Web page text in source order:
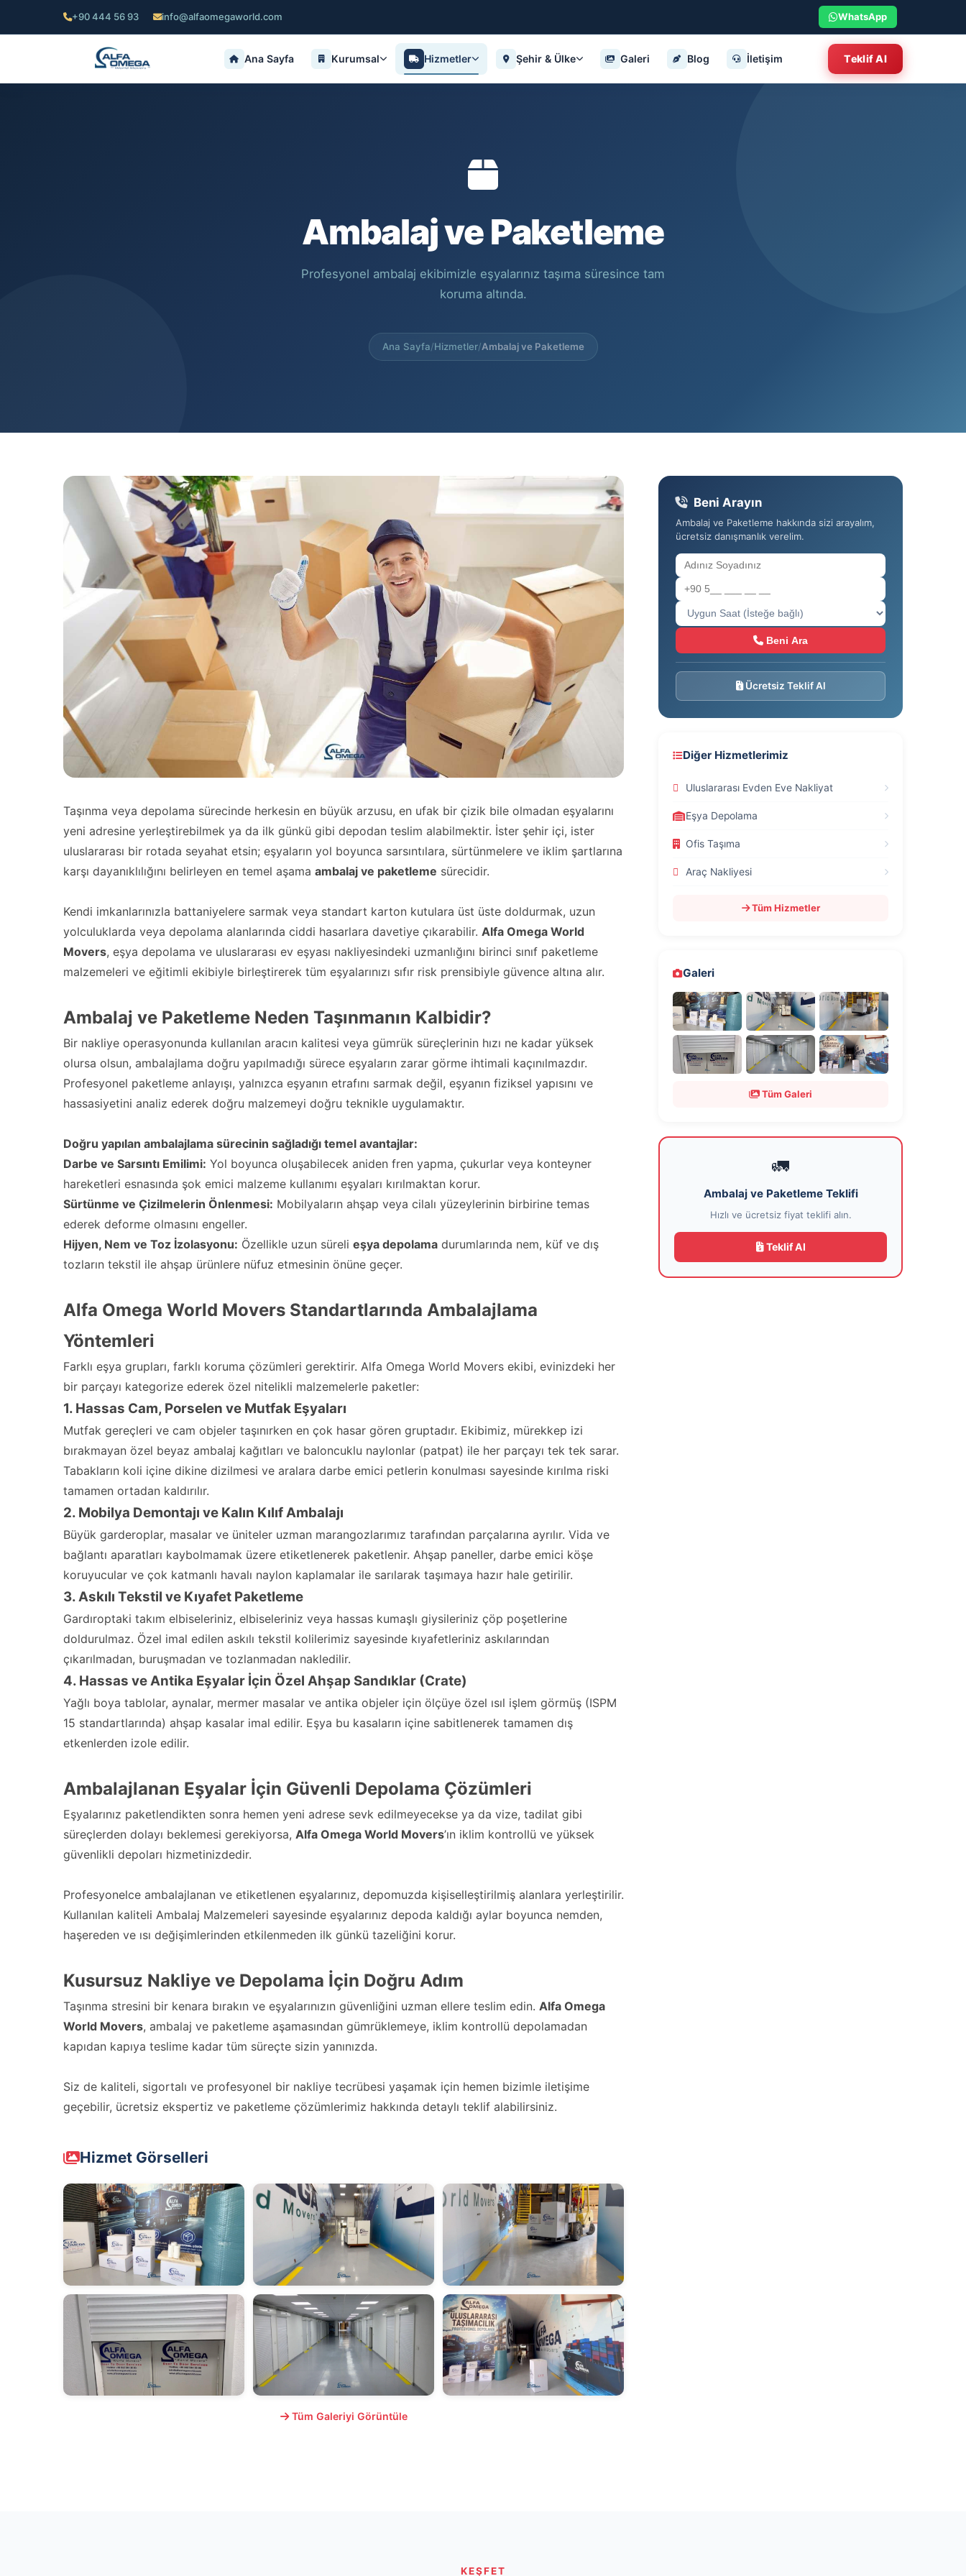
+90 444 56 93 info@alfaomegaworld.com WhatsApp
Ana Sayfa Kurumsal Hizmetler Şehir & Ülke Galeri Blog İletişim Teklif Al
Ambalaj ve Paketleme
Profesyonel ambalaj ekibimizle eşyalarınız taşıma süresince tam
koruma altında.
Ana Sayfa/Hizmetler/Ambalaj ve Paketleme
Taşınma veya depolama sürecinde herkesin en büyük arzusu, en ufak bir çizik bile olmadan eşyalarını
yeni adresine yerleştirebilmek ya da ilk günkü gibi depodan teslim alabilmektir. İster şehir içi, ister
uluslararası bir rotada seyahat etsin; eşyaların yol boyunca sarsıntılara, sürtünmelere ve iklim şartlarına
karşı dayanıklılığını belirleyen en temel aşama ambalaj ve paketleme sürecidir.
Kendi imkanlarınızla battaniyelere sarmak veya standart karton kutulara üst üste doldurmak, uzun
yolculuklarda veya depolama alanlarında ciddi hasarlara davetiye çıkarabilir. Alfa Omega World
Movers, eşya depolama ve uluslararası ev eşyası nakliyesindeki uzmanlığını birinci sınıf paketleme
malzemeleri ve eğitimli ekibiyle birleştirerek tüm eşyalarınızı sıfır risk prensibiyle güvence altına alır.
Ambalaj ve Paketleme Neden Taşınmanın Kalbidir?
Bir nakliye operasyonunda kullanılan aracın kalitesi veya gümrük süreçlerinin hızı ne kadar yüksek
olursa olsun, ambalajlama doğru yapılmadığı sürece eşyaların zarar görme ihtimali kaçınılmazdır.
Profesyonel paketleme anlayışı, yalnızca eşyanın etrafını sarmak değil, eşyanın fiziksel yapısını ve
hassasiyetini analiz ederek doğru malzemeyi doğru teknikle uygulamaktır.
Doğru yapılan ambalajlama sürecinin sağladığı temel avantajlar:
Darbe ve Sarsıntı Emilimi: Yol boyunca oluşabilecek aniden fren yapma, çukurlar veya konteyner
hareketleri esnasında şok emici malzeme kullanımı eşyaları kırılmaktan korur.
Sürtünme ve Çizilmelerin Önlenmesi: Mobilyaların ahşap veya cilalı yüzeylerinin birbirine temas
ederek deforme olmasını engeller.
Hijyen, Nem ve Toz İzolasyonu: Özellikle uzun süreli eşya depolama durumlarında nem, küf ve dış
tozların tekstil ile ahşap ürünlere nüfuz etmesinin önüne geçer.
Alfa Omega World Movers Standartlarında Ambalajlama
Yöntemleri
Farklı eşya grupları, farklı koruma çözümleri gerektirir. Alfa Omega World Movers ekibi, evinizdeki her
bir parçayı kategorize ederek özel nitelikli malzemelerle paketler:
1. Hassas Cam, Porselen ve Mutfak Eşyaları
Mutfak gereçleri ve cam objeler taşınırken en çok hasar gören gruptadır. Ekibimiz, mürekkep izi
bırakmayan özel beyaz ambalaj kağıtları ve baloncuklu naylonlar (patpat) ile her parçayı tek tek sarar.
Tabakların koli içine dikine dizilmesi ve aralara darbe emici petlerin konulması sayesinde kırılma riski
tamamen ortadan kaldırılır.
2. Mobilya Demontajı ve Kalın Kılıf Ambalajı
Büyük garderoplar, masalar ve üniteler uzman marangozlarımız tarafından parçalarına ayrılır. Vida ve
bağlantı aparatları kaybolmamak üzere etiketlenerek paketlenir. Ahşap paneller, darbe emici köşe
koruyucular ve çok katmanlı havalı naylon kaplamalar ile sarılarak taşımaya hazır hale getirilir.
3. Askılı Tekstil ve Kıyafet Paketleme
Gardıroptaki takım elbiseleriniz, elbiseleriniz veya hassas kumaşlı giysileriniz çöp poşetlerine
doldurulmaz. Özel imal edilen askılı tekstil kolilerimiz sayesinde kıyafetleriniz askılarından
çıkarılmadan, buruşmadan ve tozlanmadan nakledilir.
4. Hassas ve Antika Eşyalar İçin Özel Ahşap Sandıklar (Crate)
Yağlı boya tablolar, aynalar, mermer masalar ve antika objeler için ölçüye özel ısıl işlem görmüş (ISPM
15 standartlarında) ahşap kasalar imal edilir. Eşya bu kasaların içine sabitlenerek tamamen dış
etkenlerden izole edilir.
Ambalajlanan Eşyalar İçin Güvenli Depolama Çözümleri
Eşyalarınız paketlendikten sonra hemen yeni adrese sevk edilmeyecekse ya da vize, tadilat gibi
süreçlerden dolayı beklemesi gerekiyorsa, Alfa Omega World Movers’ın iklim kontrollü ve yüksek
güvenlikli depoları hizmetinizdedir.
Profesyonelce ambalajlanan ve etiketlenen eşyalarınız, depomuzda kişiselleştirilmiş alanlara yerleştirilir.
Kullanılan kaliteli Ambalaj Malzemeleri sayesinde eşyalarınız depoda kaldığı aylar boyunca nemden,
haşereden ve ısı değişimlerinden etkilenmeden ilk günkü tazeliğini korur.
Kusursuz Nakliye ve Depolama İçin Doğru Adım
Taşınma stresini bir kenara bırakın ve eşyalarınızın güvenliğini uzman ellere teslim edin. Alfa Omega
World Movers, ambalaj ve paketleme aşamasından gümrüklemeye, iklim kontrollü depolamadan
kapıdan kapıya teslime kadar tüm süreçte sizin yanınızda.
Siz de kaliteli, sigortalı ve profesyonel bir nakliye tecrübesi yaşamak için hemen bizimle iletişime
geçebilir, ücretsiz ekspertiz ve paketleme çözümlerimiz hakkında detaylı teklif alabilirsiniz.
Hizmet Görselleri
Tüm Galeriyi Görüntüle
Beni Arayın
Ambalaj ve Paketleme hakkında sizi arayalım,
ücretsiz danışmanlık verelim.
Beni Ara
Ücretsiz Teklif Al
Diğer Hizmetlerimiz
Uluslararası Evden Eve Nakliyat
Eşya Depolama
Ofis Taşıma
Araç Nakliyesi
Tüm Hizmetler
Galeri
Tüm Galeri
🚛
Ambalaj ve Paketleme Teklifi
Hızlı ve ücretsiz fiyat teklifi alın.
Teklif Al
KEŞFET